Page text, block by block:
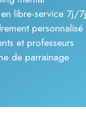
en libre-service 7j/7j
personnalisé
et professeurs
de parrainage